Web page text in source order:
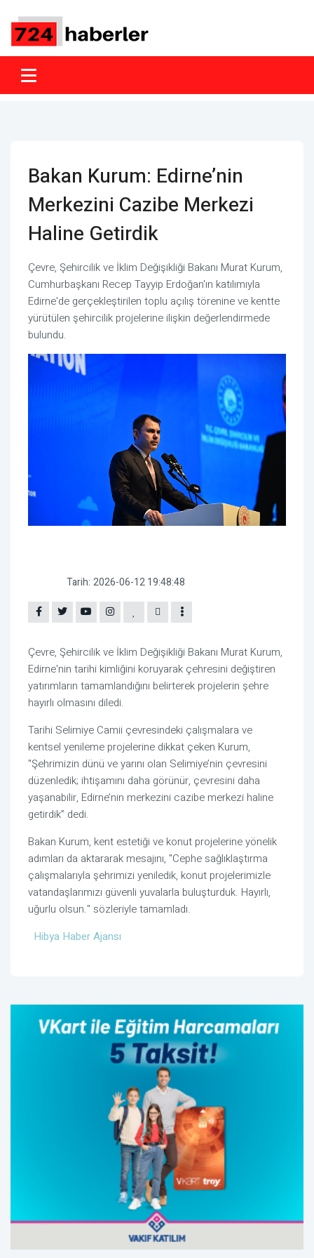
Bakan Kurum: Edirne’nin
Merkezini Cazibe Merkezi
Haline Getirdik
Çevre, Şehircilik ve İklim Değişikliği Bakanı Murat Kurum,
Cumhurbaşkanı Recep Tayyip Erdoğan'ın katılımıyla
Edirne'de gerçekleştirilen toplu açılış törenine ve kentte
yürütülen şehircilik projelerine ilişkin değerlendirmede
bulundu.
Tarih: 2026-06-12 19:48:48
Çevre, Şehircilik ve İklim Değişikliği Bakanı Murat Kurum,
Edirne'nin tarihi kimliğini koruyarak çehresini değiştiren
yatırımların tamamlandığını belirterek projelerin şehre
hayırlı olmasını diledi.
Tarihi Selimiye Camii çevresindeki çalışmalara ve
kentsel yenileme projelerine dikkat çeken Kurum,
"Şehrimizin dünü ve yarını olan Selimiye’nin çevresini
düzenledik; ihtişamını daha görünür, çevresini daha
yaşanabilir, Edirne’nin merkezini cazibe merkezi haline
getirdik” dedi.
Bakan Kurum, kent estetiği ve konut projelerine yönelik
adımları da aktararak mesajını, "Cephe sağlıklaştırma
çalışmalarıyla şehrimizi yeniledik, konut projelerimizle
vatandaşlarımızı güvenli yuvalarla buluşturduk. Hayırlı,
uğurlu olsun." sözleriyle tamamladı.
Hibya Haber Ajansı